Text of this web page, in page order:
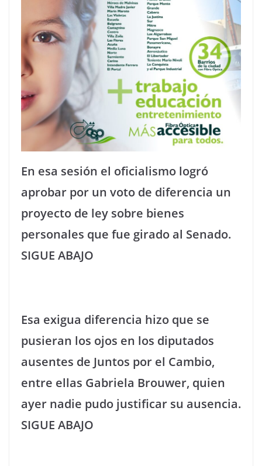
En esa sesión el oficialismo logró
aprobar por un voto de diferencia un
proyecto de ley sobre bienes
personales que fue girado al Senado.
SIGUE ABAJO
Esa exigua diferencia hizo que se
pusieran los ojos en los diputados
ausentes de Juntos por el Cambio,
entre ellas Gabriela Brouwer, quien
ayer nadie pudo justificar su ausencia.
SIGUE ABAJO